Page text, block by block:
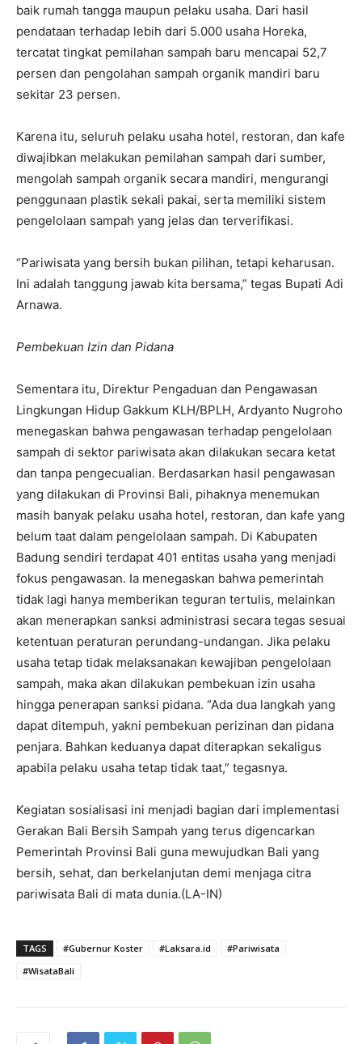
baik rumah tangga maupun pelaku usaha. Dari hasil
pendataan terhadap lebih dari 5.000 usaha Horeka,
tercatat tingkat pemilahan sampah baru mencapai 52,7
persen dan pengolahan sampah organik mandiri baru
sekitar 23 persen.
Karena itu, seluruh pelaku usaha hotel, restoran, dan kafe
diwajibkan melakukan pemilahan sampah dari sumber,
mengolah sampah organik secara mandiri, mengurangi
penggunaan plastik sekali pakai, serta memiliki sistem
pengelolaan sampah yang jelas dan terverifikasi.
“Pariwisata yang bersih bukan pilihan, tetapi keharusan.
Ini adalah tanggung jawab kita bersama,” tegas Bupati Adi
Arnawa.
Pembekuan Izin dan Pidana
Sementara itu, Direktur Pengaduan dan Pengawasan
Lingkungan Hidup Gakkum KLH/BPLH, Ardyanto Nugroho
menegaskan bahwa pengawasan terhadap pengelolaan
sampah di sektor pariwisata akan dilakukan secara ketat
dan tanpa pengecualian. Berdasarkan hasil pengawasan
yang dilakukan di Provinsi Bali, pihaknya menemukan
masih banyak pelaku usaha hotel, restoran, dan kafe yang
belum taat dalam pengelolaan sampah. Di Kabupaten
Badung sendiri terdapat 401 entitas usaha yang menjadi
fokus pengawasan. Ia menegaskan bahwa pemerintah
tidak lagi hanya memberikan teguran tertulis, melainkan
akan menerapkan sanksi administrasi secara tegas sesuai
ketentuan peraturan perundang-undangan. Jika pelaku
usaha tetap tidak melaksanakan kewajiban pengelolaan
sampah, maka akan dilakukan pembekuan izin usaha
hingga penerapan sanksi pidana. “Ada dua langkah yang
dapat ditempuh, yakni pembekuan perizinan dan pidana
penjara. Bahkan keduanya dapat diterapkan sekaligus
apabila pelaku usaha tetap tidak taat,” tegasnya.
Kegiatan sosialisasi ini menjadi bagian dari implementasi
Gerakan Bali Bersih Sampah yang terus digencarkan
Pemerintah Provinsi Bali guna mewujudkan Bali yang
bersih, sehat, dan berkelanjutan demi menjaga citra
pariwisata Bali di mata dunia.(LA-IN)
TAGS #Gubernur Koster #Laksara.id
#Pariwisata
#WisataBali